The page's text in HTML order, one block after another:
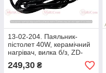
13-02-204. Паяльник-
пістолет 40W, керамічний
нагрівач, вилка б/з, ZD-
723N
249,30 ₴